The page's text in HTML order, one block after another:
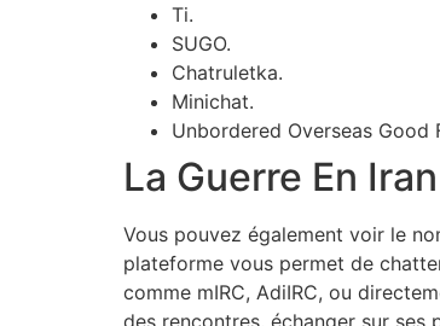
Ti.
SUGO.
Chatruletka.
Minichat.
Unbordered Overseas Good
La Guerre En
Vous pouvez également voir le
plateforme vous permet de
comme mIRC, AdiIRC, ou